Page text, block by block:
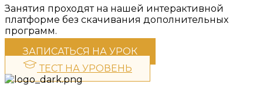
Занятия проходят на нашей интерактивной
платформе без скачивания дополнительных
программ.
ЗАПИСАТЬСЯ НА УРОК
ТЕСТ НА УРОВЕНЬ